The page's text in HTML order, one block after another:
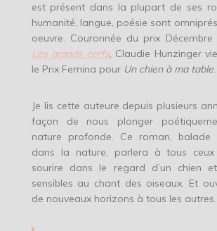
est présent dans la plupart de ses
humanité, langue, poésie sont
oeuvre. Couronnée du prix
Les grands cerfs, Claudie Hunzinger
le Prix Femina pour Un chien à ma table.
Je lis cette auteure depuis plusieurs
façon de nous plonger
nature profonde. Ce roman, balade
dans la nature, parlera à tous
sourire dans le regard d’un chien
sensibles au chant des oiseaux. Et
de nouveaux horizons à tous les autres.